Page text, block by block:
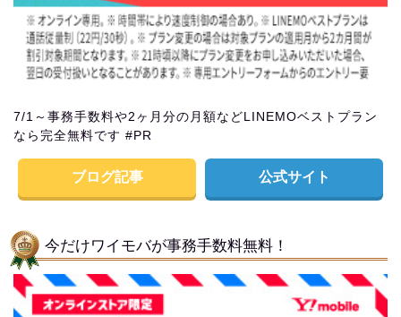
7/1～事務手数料や2ヶ月分の月額などLINEMOベストプラン
なら完全無料です #PR
ブログ記事 公式サイト
今だけワイモバが事務手数料無料！